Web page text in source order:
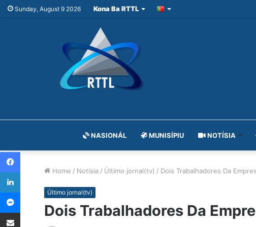
Sunday, August 9 2026 Kona Ba RTTL
NASIONÁL MUNISÍPIU NOTÍSIA
Home / Notísia / Último jornal(tv) / Dois Trabalhadores Da
Último jornal(tv)
Dois Trabalhadores Da
Facebook
LinkedIn
Messenger